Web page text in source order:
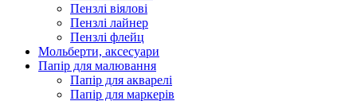
Пензлі віялові
Пензлі лайнер
Пензлі флейц
Мольберти, аксесуари
Папір для малювання
Папір для акварелі
Папір для маркерів